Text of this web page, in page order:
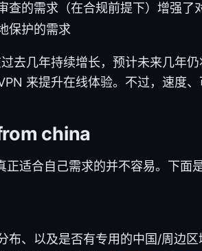
查的需求（在合规前提下）增强了
保护的需求
去几年持续增长，预计未来几年
来提升在线体验。不过，速度
china
适合自己需求的并不容易。下面
布、以及是否有专用的中国/周边